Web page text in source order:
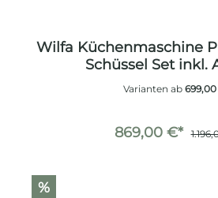
Wilfa Küchenmaschine
Schüssel Set inkl.
Varianten ab
869,00 €*
%